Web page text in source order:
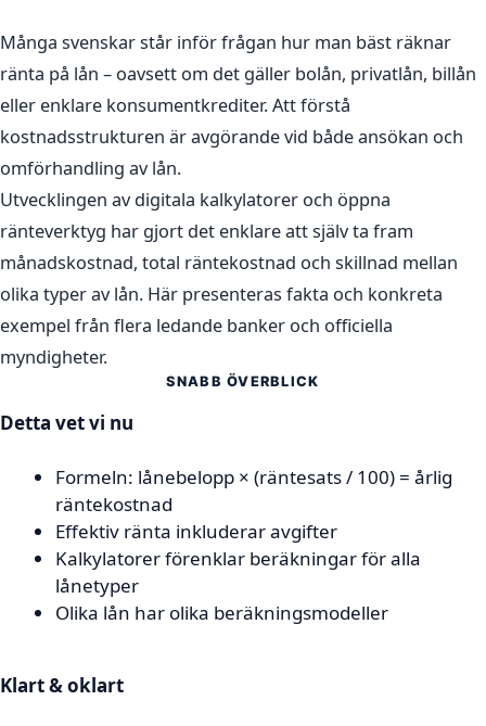
Många svenskar står inför frågan hur man bäst räknar
ränta på lån – oavsett om det gäller bolån, privatlån, billån
eller enklare konsumentkrediter. Att förstå
kostnadsstrukturen är avgörande vid både ansökan och
omförhandling av lån.
Utvecklingen av digitala kalkylatorer och öppna
ränteverktyg har gjort det enklare att själv ta fram
månadskostnad, total räntekostnad och skillnad mellan
olika typer av lån. Här presenteras fakta och konkreta
exempel från flera ledande banker och officiella
myndigheter.
SNABB ÖVERBLICK
Detta vet vi nu
Formeln: lånebelopp × (räntesats / 100) = årlig
räntekostnad
Effektiv ränta inkluderar avgifter
Kalkylatorer förenklar beräkningar för alla
lånetyper
Olika lån har olika beräkningsmodeller
Klart & oklart